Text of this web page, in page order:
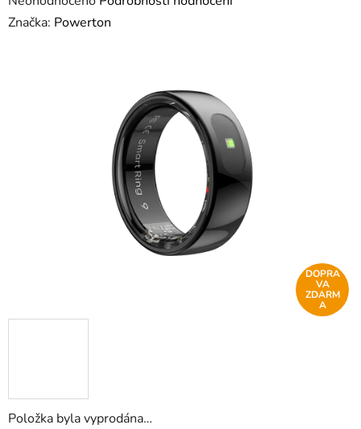
Položka byla vyprodána…
hodnocení
Značka: Powerton
DOPRA
VA
ZDARM
A